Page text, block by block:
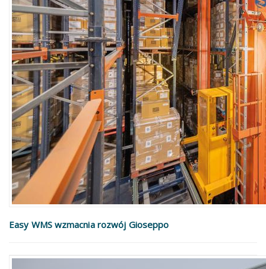
Easy WMS wzmacnia rozwój Gioseppo